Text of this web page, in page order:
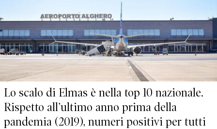
Lo scalo di Elmas è nella top 10 nazionale.
Rispetto all’ultimo anno prima della
pandemia (2019), numeri positivi per tutti